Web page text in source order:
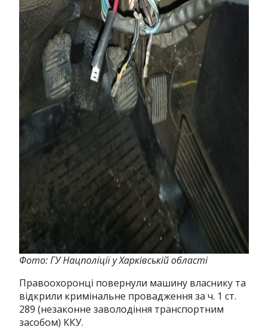
Фото: ГУ Нацполіції у Харківській області
Правоохоронці повернули машину власнику та
відкрили кримінальне провадження за ч. 1 ст.
289 (незаконне заволодіння транспортним
засобом) ККУ.